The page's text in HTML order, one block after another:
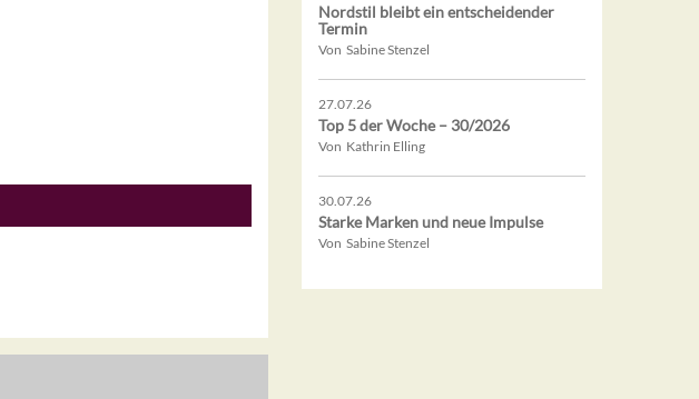
Nordstil bleibt ein entscheidender
Termin
Von Sabine Stenzel
27.07.26
Top 5 der Woche – 30/2026
Von Kathrin Elling
30.07.26
Starke Marken und neue Impulse
Von Sabine Stenzel